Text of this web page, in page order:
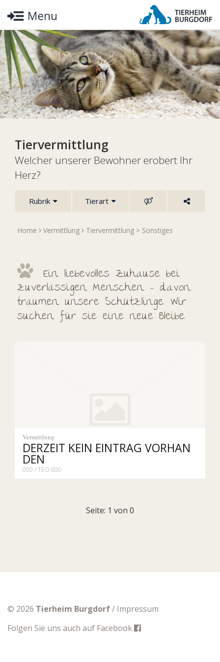
Tiervermittlung
Welcher unserer Bewohner erobert Ihr
Herz?
Rubrik Tierart
Home Vermittlung Tiervermittlung > Sonstiges
Ein liebevolles Zuhause bei
zuverlässigen Menschen – davon
träumen unsere Schützlinge. Wir
suchen für sie eine neue Bleibe.
Vermittlung
DERZEIT KEIN EINTRAG VORHAN
DEN
000 / TEO 000
Seite: 1 von 0
© 2026 Tierheim Burgdorf/ Impressum
Folgen Sie uns auch auf Facebook